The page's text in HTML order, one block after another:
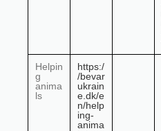
Helpin
g
anima
ls
https:/
/bevar
ukrain
e.dk/e
n/help
ing-
anima